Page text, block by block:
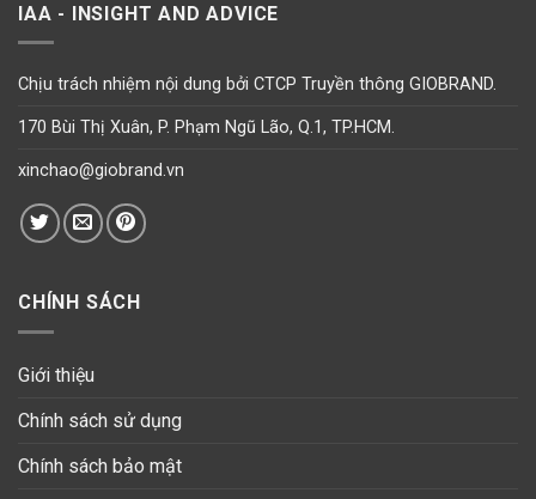
IAA - INSIGHT AND ADVICE
Chịu trách nhiệm nội dung bởi CTCP Truyền thông GIOBRAND.
170 Bùi Thị Xuân, P. Phạm Ngũ Lão, Q.1, TP.HCM.
xinchao@giobrand.vn
CHÍNH SÁCH
Giới thiệu
Chính sách sử dụng
Chính sách bảo mật